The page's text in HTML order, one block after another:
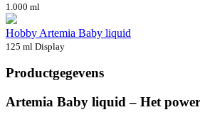
1.000 ml
Hobby Artemia Baby liquid
125 ml Display
Productgegevens
Artemia Baby liquid – Het